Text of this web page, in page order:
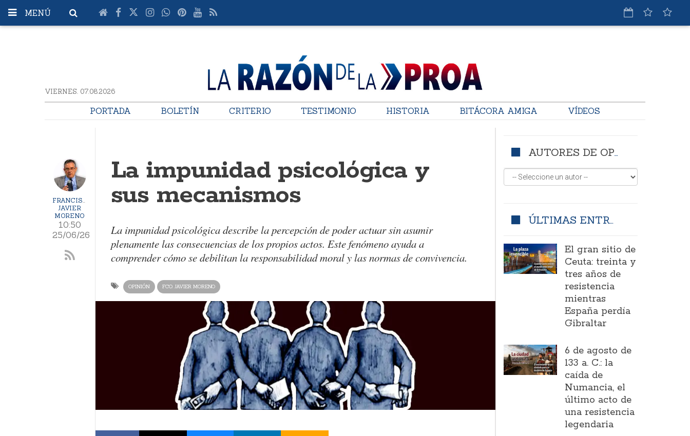
MENÚ
VIERNES. 07.08.2026
PORTADA BOLETÍN CRITERIO TESTIMONIO HISTORIA BITÁCORA AMIGA VÍDEOS
FRANCISCO
JAVIER
MORENO
10:50
25/06/26
La impunidad psicológica y
sus mecanismos
La impunidad psicológica describe la percepción de poder actuar sin asumir
plenamente las consecuencias de los propios actos. Este fenómeno ayuda a
comprender cómo se debilitan la responsabilidad moral y las normas de convivencia.
OPINIÓN FCO. JAVIER MORENO
AUTORES DE OPINIÓN
ÚLTIMAS ENTRADAS
El gran sitio de
Ceuta: treinta y
tres años de
resistencia
mientras
España perdía
Gibraltar
6 de agosto de
133 a. C.: la
caída de
Numancia, el
último acto de
una resistencia
legendaria